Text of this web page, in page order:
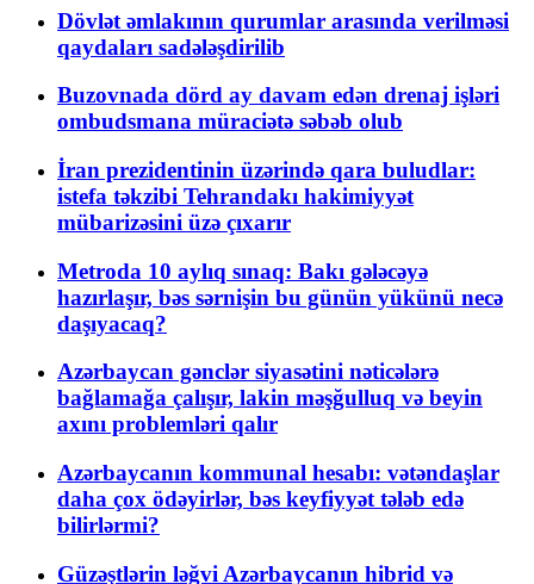
Dövlət əmlakının qurumlar arasında verilməsi
qaydaları sadələşdirilib
Buzovnada dörd ay davam edən drenaj işləri
ombudsmana müraciətə səbəb olub
İran prezidentinin üzərində qara buludlar:
istefa təkzibi Tehrandakı hakimiyyət
mübarizəsini üzə çıxarır
Metroda 10 aylıq sınaq: Bakı gələcəyə
hazırlaşır, bəs sərnişin bu günün yükünü necə
daşıyacaq?
Azərbaycan gənclər siyasətini nəticələrə
bağlamağa çalışır, lakin məşğulluq və beyin
axını problemləri qalır
Azərbaycanın kommunal hesabı: vətəndaşlar
daha çox ödəyirlər, bəs keyfiyyət tələb edə
bilirlərmi?
Güzəştlərin ləğvi Azərbaycanın hibrid və